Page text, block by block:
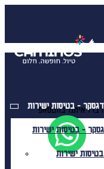
דברו איתנו בווטסאפ